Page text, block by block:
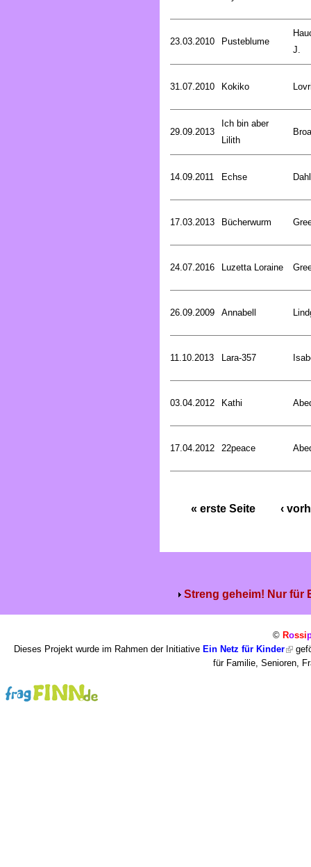
23.03.2010 Pusteblume
J.
31.07.2010 Kokiko
29.09.2013
Ich bin aber
Lilith
14.09.2011 Echse
17.03.2013 Bücherwurm
24.07.2016 Luzetta Loraine
26.09.2009 Annabell
11.10.2013 Lara-357
03.04.2012 Kathi
17.04.2012 22peace
« erste Seite ‹
Streng geheim! Nur für
© Rossi
Dieses Projekt wurde im Rahmen der Initiative Ein Netz für Kinder
für Familie, Senioren,